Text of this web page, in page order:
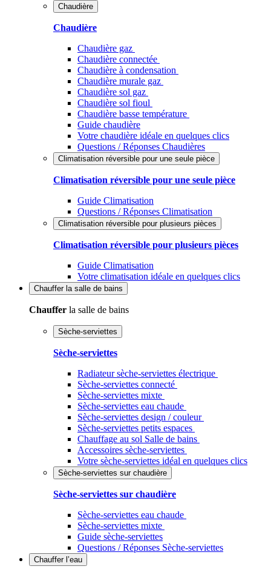
Chaudière
Chaudière
Chaudière gaz
Chaudière connectée
Chaudière à condensation
Chaudière murale gaz
Chaudière sol gaz
Chaudière sol fioul
Chaudière basse température
Guide chaudière
Votre chaudière idéale en quelques clics
Questions / Réponses Chaudières
Climatisation réversible pour une seule pièce
Climatisation réversible pour une seule pièce
Guide Climatisation
Questions / Réponses Climatisation
Climatisation réversible pour plusieurs pièces
Climatisation réversible pour plusieurs pièces
Guide Climatisation
Votre climatisation idéale en quelques clics
Chauffer la salle de bains
Chauffer la salle de bains
Sèche-serviettes
Sèche-serviettes
Radiateur sèche-serviettes électrique
Sèche-serviettes connecté
Sèche-serviettes mixte
Sèche-serviettes eau chaude
Sèche-serviettes design / couleur
Sèche-serviettes petits espaces
Chauffage au sol Salle de bains
Accessoires sèche-serviettes
Votre sèche-serviettes idéal en quelques clics
Sèche-serviettes sur chaudière
Sèche-serviettes sur chaudière
Sèche-serviettes eau chaude
Sèche-serviettes mixte
Guide sèche-serviettes
Questions / Réponses Sèche-serviettes
Chauffer l’eau